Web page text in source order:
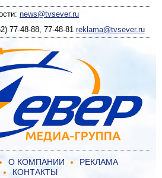
news@tvsever.ru
77-48-88, 77-48-81 reklama@tvsever.ru
О КОМПАНИИ
РЕКЛАМА
КОНТАКТЫ